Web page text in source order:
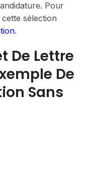
Pour
sélection
.
De Lettre
De
Sans